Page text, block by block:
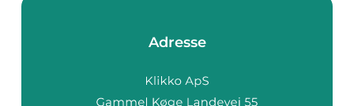
Adresse